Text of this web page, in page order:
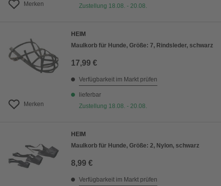
Merken
Zustellung 18.08. - 20.08.
Merken
HEIM
Maulkorb für Hunde, Größe: 7, Rindsleder, schwarz
17,99 €
Verfügbarkeit im Markt prüfen
lieferbar
Zustellung 18.08. - 20.08.
HEIM
Maulkorb für Hunde, Größe: 2, Nylon, schwarz
8,99 €
Verfügbarkeit im Markt prüfen